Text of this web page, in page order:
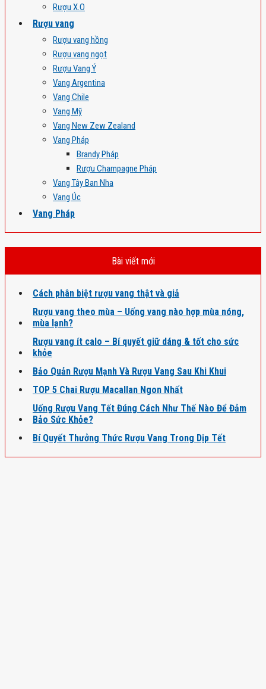
Rượu X.O
Rượu vang
Rượu vang hồng
Rượu vang ngọt
Rượu Vang Ý
Vang Argentina
Vang Chile
Vang Mỹ
Vang New Zew Zealand
Vang Pháp
Brandy Pháp
Rượu Champagne Pháp
Vang Tây Ban Nha
Vang Úc
Vang Pháp
Bài viết mới
Cách phân biệt rượu vang thật và giả
Rượu vang theo mùa – Uống vang nào hợp mùa nóng,
mùa lạnh?
Rượu vang ít calo – Bí quyết giữ dáng & tốt cho sức
khỏe
Bảo Quản Rượu Mạnh Và Rượu Vang Sau Khi Khui
TOP 5 Chai Rượu Macallan Ngon Nhất
Uống Rượu Vang Tết Đúng Cách Như Thế Nào Để Đảm
Bảo Sức Khỏe?
Bí Quyết Thưởng Thức Rượu Vang Trong Dịp Tết